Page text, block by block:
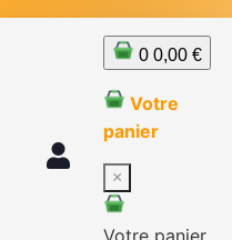
0 0,00 €
Votre
panier
×
Votre panier